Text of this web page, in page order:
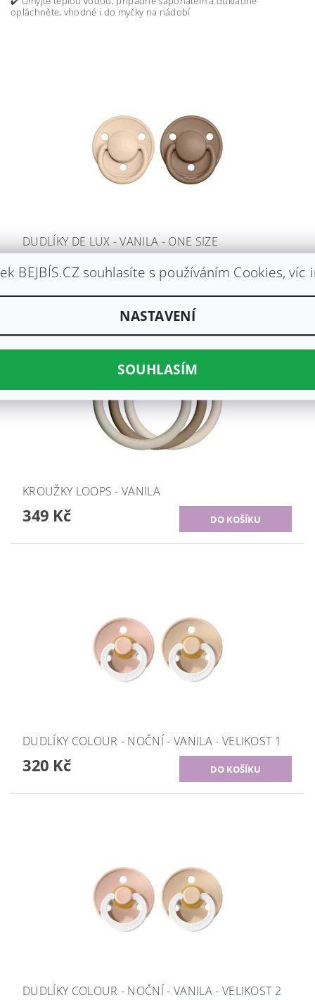
opláchněte, vhodné i do myčky na nádobí
DUDLÍKY DE LUX - VANILA - ONE SIZE
320 Kč
KROUŽKY LOOPS - VANILA
349 Kč
DUDLÍKY COLOUR - NOČNÍ - VANILA - VELIKOST 1
320 Kč
DUDLÍKY COLOUR - NOČNÍ - VANILA - VELIKOST 2
BEJBÍS.CZ souhlasíte s používáním Cookies,
NASTAVENÍ
SOUHLASÍM